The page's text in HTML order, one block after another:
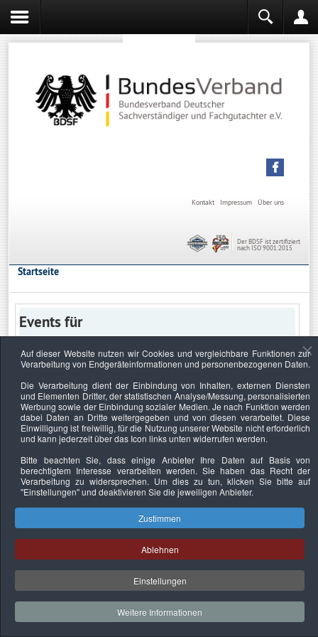
Über uns
Impressum
Kontakt
Der BDSF ist zertifiziert
nach ISO 9001:2015
Startseite
Events für
Keine Termine
Datenschutzerklärung Urheberrechtsnachweise Nachhaltigkeit
Copyright © 2026. Bundesverband Deutscher
Sachverständiger und Fachgutachter e.V..
Auf dieser Website nutzen wir Cookies und vergleichbare Funktionen zur
Verarbeitung von Endgeräteinformationen und personenbezogenen Daten.
Die Verarbeitung dient der Einbindung von Inhalten, externen Diensten
und Elementen Dritter, der statistischen Analyse/Messung, personalisierten
Werbung sowie der Einbindung sozialer Medien. Je nach Funktion werden
dabei Daten an Dritte weitergegeben und von diesen verarbeitet. Diese
Einwilligung ist freiwillig, für die Nutzung unserer Website nicht erforderlich
und kann jederzeit über das Icon links unten widerrufen werden.
Bitte beachten Sie, dass einige Anbieter Ihre Daten auf Basis von
berechtigtem Interesse verarbeiten werden. Sie haben das Recht der
Verarbeitung zu widersprechen. Um dies zu tun, klicken Sie bitte auf
"Einstellungen"und deaktivieren Sie die jeweiligen Anbieter.
Zustimmen
Ablehnen
Einstellungen
Weitere Informationen